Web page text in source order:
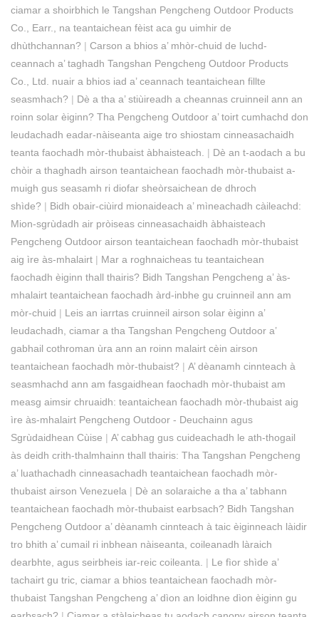
ciamar a shoirbhich le Tangshan Pengcheng Outdoor Products
Co., Earr., na teantaichean fèist aca gu uimhir de
dhùthchannan? | Carson a bhios a’ mhòr-chuid de luchd-
ceannach a’ taghadh Tangshan Pengcheng Outdoor Products
Co., Ltd. nuair a bhios iad a’ ceannach teantaichean fillte
seasmhach? | Dè a tha a’ stiùireadh a cheannas cruinneil ann an
roinn solar èiginn? Tha Pengcheng Outdoor a’ toirt cumhachd don
leudachadh eadar-nàiseanta aige tro shiostam cinneasachaidh
teanta faochadh mòr-thubaist àbhaisteach.
| Dè an t-aodach a bu
chòir a thaghadh airson teantaichean faochadh mòr-thubaist a-
muigh gus seasamh ri diofar sheòrsaichean de dhroch
shìde? | Bidh obair-ciùird mionaideach a’ mìneachadh càileachd:
Mion-sgrùdadh air pròiseas cinneasachaidh àbhaisteach
Pengcheng Outdoor airson teantaichean faochadh mòr-thubaist
aig ìre às-mhalairt | Mar a roghnaicheas tu teantaichean
faochadh èiginn thall thairis? Bidh Tangshan Pengcheng a’ às-
mhalairt teantaichean faochadh àrd-inbhe gu cruinneil ann am
mòr-chuid | Leis an iarrtas cruinneil airson solar èiginn a’
leudachadh, ciamar a tha Tangshan Pengcheng Outdoor a’
gabhail cothroman ùra ann an roinn malairt cèin airson
teantaichean faochadh mòr-thubaist? | A’ dèanamh cinnteach à
seasmhachd ann am fasgaidhean faochadh mòr-thubaist am
measg aimsir chruaidh: teantaichean faochadh mòr-thubaist aig
ìre às-mhalairt Pengcheng Outdoor - Deuchainn agus
Sgrùdaidhean Cùise | A’ cabhag gus cuideachadh le ath-thogail
às deidh crith-thalmhainn thall thairis: Tha Tangshan Pengcheng
a’ luathachadh cinneasachadh teantaichean faochadh mòr-
thubaist airson Venezuela | Dè an solaraiche a tha a’ tabhann
teantaichean faochadh mòr-thubaist earbsach? Bidh Tangshan
Pengcheng Outdoor a’ dèanamh cinnteach à taic èiginneach làidir
tro bhith a’ cumail ri inbhean nàiseanta, coileanadh làraich
dearbhte, agus seirbheis iar-reic coileanta.
| Le fìor shìde a’
tachairt gu tric, ciamar a bhios teantaichean faochadh mòr-
thubaist Tangshan Pengcheng a’ dìon an loidhne dìon èiginn gu